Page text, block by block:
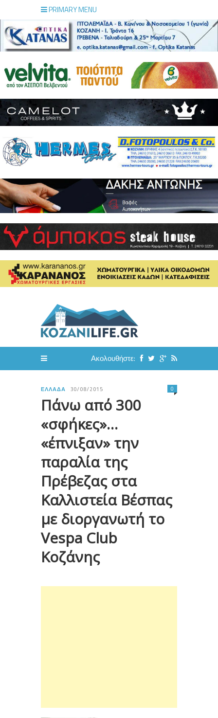
PRIMARY MENU
Ακολουθήστε:
ΕΛΛΆΔΑ 30/08/2015
Πάνω από 300
«σφήκες»…
«έπνιξαν» την
παραλία της
Πρέβεζας στα
Καλλιστεία Βέσπας
με διοργανωτή το
Vespa Club
Κοζάνης
0